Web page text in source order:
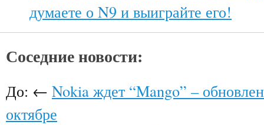
думаете о N9 и выиграйте его!
Соседние новости:
До: ← Nokia ждет “Mango” –
октябре